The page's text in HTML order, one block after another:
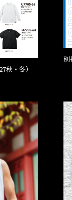
秋・冬）
別